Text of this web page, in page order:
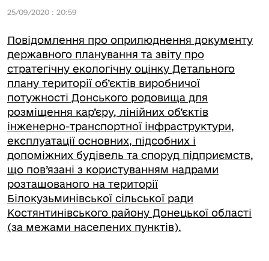
25/09/2020 : 20:59
Повідомлення про оприлюднення документу
державного планування та звіту про
стратегічну екологічну оцінку Детального
плану території об’єктів виробничої
потужності Донського родовища для
розміщення кар’єру, лінійних об’єктів
інженерно-транспортної інфраструктури,
експлуатації основних, підсобних і
допоміжних будівель та споруд підприємств,
що пов’язані з користуванням надрами
розташованого на території
Білокузьминівської сільської ради
Костянтинівського району Донецької області
(за межами населених пунктів).